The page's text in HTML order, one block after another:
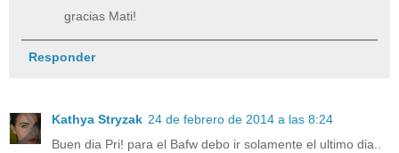
gracias Mati!
Responder
Kathya Stryzak 24 de febrero de 2014 a las 8:24
Buen dia Pri! para el Bafw debo ir solamente el ultimo dia..